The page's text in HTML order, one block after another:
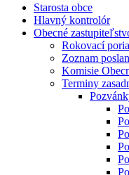
Starosta obce
Hlavný kontrolór
Obecné
Rokovací
Zoznam
Komisie
Terminy